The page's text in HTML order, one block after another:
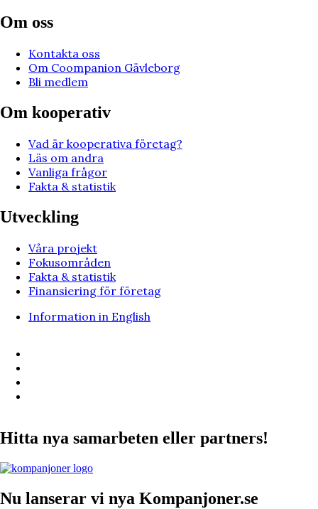
Om oss
Kontakta oss
Om Coompanion Gävleborg
Bli medlem
Om kooperativ
Vad är kooperativa företag?
Läs om andra
Vanliga frågor
Fakta & statistik
Utveckling
Våra projekt
Fokusområden
Fakta & statistik
Finansiering för företag
Information in English
Hitta nya samarbeten eller partners!
Nu lanserar vi nya Kompanjoner.se